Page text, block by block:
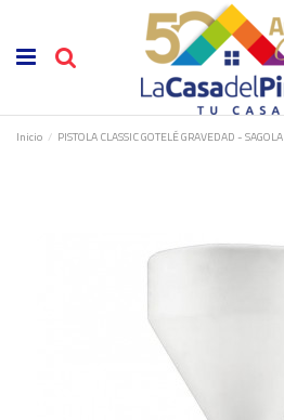
Inicio PISTOLA CLASSIC GOTELÉ GRAVEDAD - SAGOLA